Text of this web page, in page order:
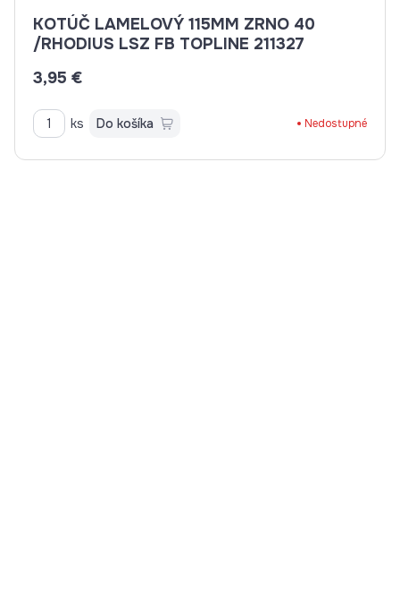
KOTÚČ LAMELOVÝ 115MM ZRNO 40
/RHODIUS LSZ FB TOPLINE 211327
3,95 €
ks Do košíka Nedostupné